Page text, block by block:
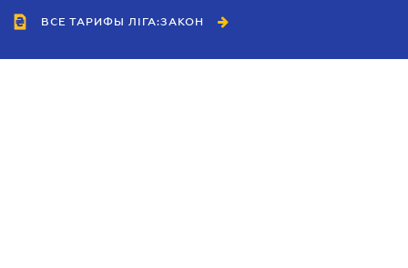
ВСЕ ТАРИФЫ ЛІГА:ЗАКОН